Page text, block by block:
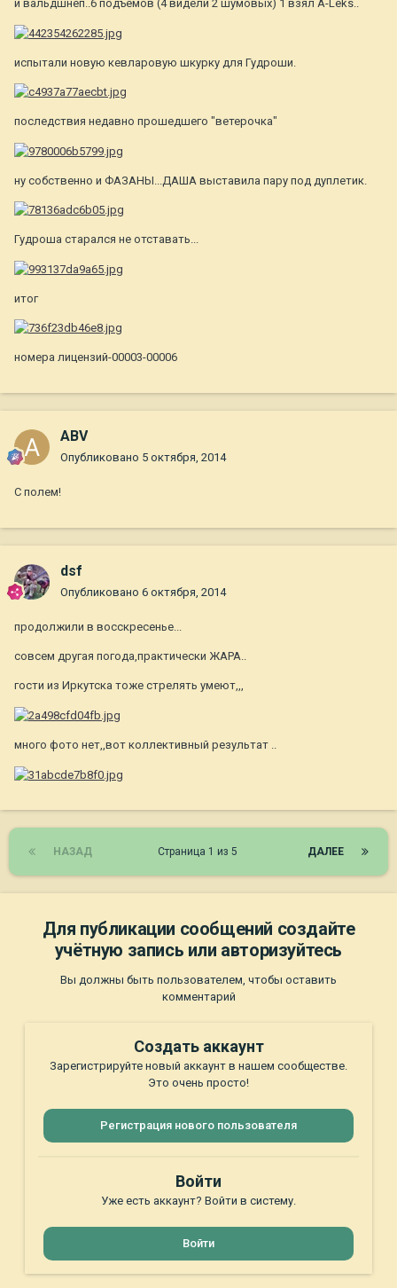
и вальдшнеп..6 подъёмов (4 видели 2 шумовых) 1 взял A-Leks..
испытали новую кевларовую шкурку для Гудроши.
последствия недавно прошедшего "ветерочка"
ну собственно и ФАЗАНЫ...ДАША выставила пару под дуплетик.
Гудроша старался не отставать...
итог
номера лицензий-00003-00006
ABV
Опубликовано 5 октября, 2014
С полем!
dsf
Опубликовано 6 октября, 2014
продолжили в восскресенье...
совсем другая погода,практически ЖАРА..
гости из Иркутска тоже стрелять умеют,,,
много фото нет,,вот коллективный результат ..
НАЗАД ДАЛЕЕ
Страница 1 из 5
Для публикации сообщений создайте
учётную запись или авторизуйтесь
Вы должны быть пользователем, чтобы оставить
комментарий
Создать аккаунт
Зарегистрируйте новый аккаунт в нашем сообществе.
Это очень просто!
Регистрация нового пользователя
Войти
Уже есть аккаунт? Войти в систему.
Войти